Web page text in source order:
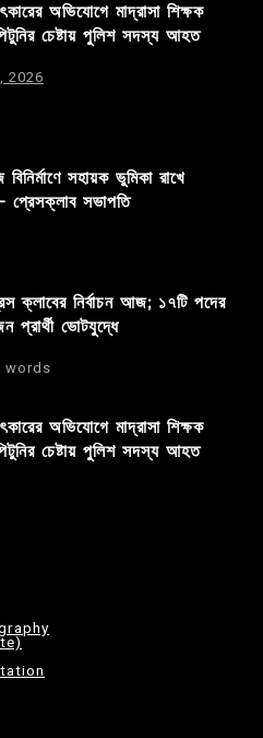
অভিযোগে মাদ্রাসা শিক্ষক
চেষ্টায় পুলিশ সদস্য আহত
2026
সহায়ক ভুমিকা রাখে
প্রেসক্লাব সভাপতি
ক্লাবের নির্বাচন আজ; ১৭টি পদের
ভোটযুদ্ধে
words
অভিযোগে মাদ্রাসা শিক্ষক
চেষ্টায় পুলিশ সদস্য আহত